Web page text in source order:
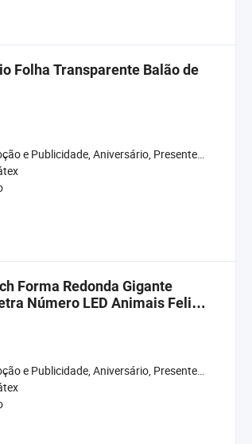
Folha Transparente Balão de
Aniversário, Presente, Casamento, Natal, Ano Novo, Chuveiro de Bebê, Carnaval, Aniversário
Forma Redonda Gigante
Número LED Animais Feliz
Aniversário, Presente, Casamento, Natal, Ano Novo, Chuveiro de Bebê, Carnaval, Aniversário